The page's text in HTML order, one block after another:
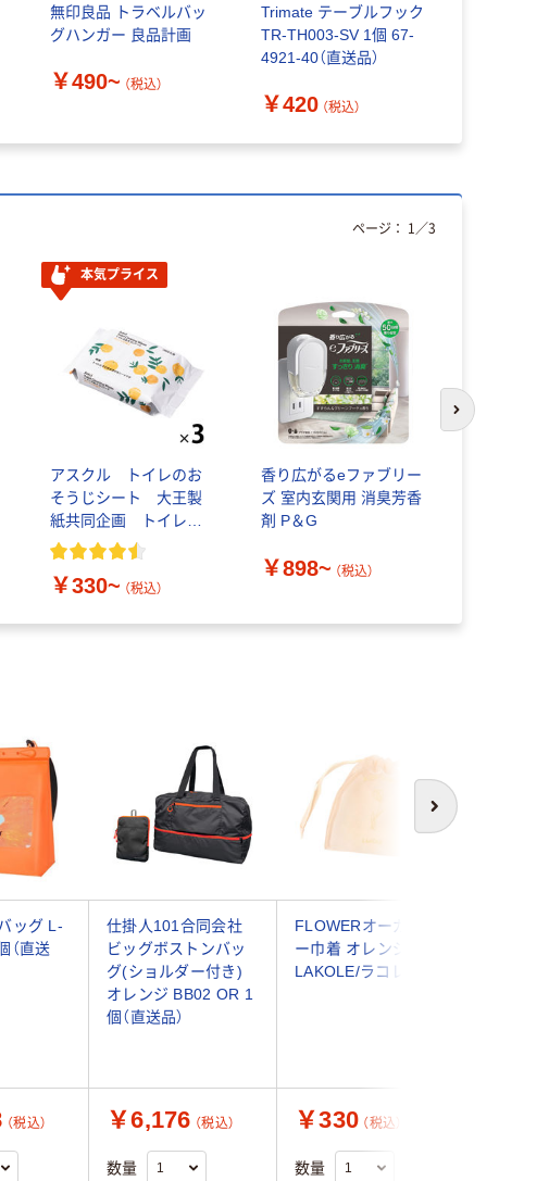
無印良品 トラベルバッ
グハンガー 良品計画
￥490~ （税込）
Trimate テーブルフック
TR-TH003-SV 1個 67-
4921-40（直送品）
￥420 （税込）
本気プライス
アスクル トイレのお
そうじシート 大王製
紙共同企画 トイレク
リーナー トイレシー
￥330~ （税込）
香り広がるeファブリー
ズ 室内玄関用 消臭芳香
剤 P＆G
￥898~ （税込）
ページ： 1 ／3
次のスライド
次へ
ッグ L-
（直送
仕掛人101合同会社
ビッグボストンバッ
グ(ショルダー付き)
オレンジ BB02 OR 1
個（直送品）
FLOWERオーガンジ
ー巾着 オレンジ
LAKOLE/ラコレ
（税込） ￥6,176 （税込）
数量
￥330 （税込）
数量